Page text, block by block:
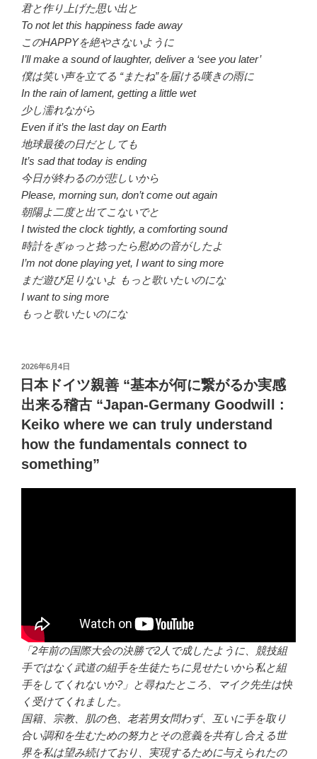
君と作り上げた思い出と
To not let this happiness fade away
このHAPPYを絶やさないように
I’ll make a sound of laughter, deliver a ‘see you later’
僕は笑い声を立てる “またね”を届ける嘆きの雨に
In the rain of lament, getting a little wet
少し濡れながら
Even if it’s the last day on Earth
地球最後の日だとしても
It’s sad that today is ending
今日が終わるのが悲しいから
Please, morning sun, don’t come out again
朝陽よ二度と出てこないでと
I twisted the clock tightly, a comforting sound
時計をぎゅっと捻ったら慰めの音がしたよ
I’m not done playing yet, I want to sing more
まだ遊び足りないよ もっと歌いたいのにな
I want to sing more
もっと歌いたいのにな
投
稿
日:
2026年6月4日
日本ドイツ親善 “基本が何に繋がるか実感
出来る稽古 “Japan-Germany Goodwill :
Keiko where we can truly understand
how the fundamentals connect to
something”
「2年前の国際大会の決勝で2人で成したように、競技組
手ではなく武道の組手を生徒たちに見せたいから私と組
手をしてくれないか?」と尋ねたところ、マイク先生は快
く受けてくれました。
国籍、宗教、肌の色、老若男女問わず、互いに手を取り
合い調和を生むための努力とその意義を共有し合える世
界を私は望み続けており、実現するために与えられたの